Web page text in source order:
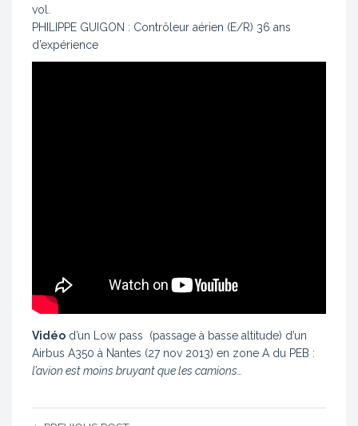
vol.
PHILIPPE GUIGON : Contrôleur aérien (E/R) 36 ans
d’expérience
Vidéo d’un Low pass (passage à basse altitude) d’un
Airbus A350 à Nantes (27 nov 2013) en zone A du PEB :
l’avion est moins bruyant que les camions…